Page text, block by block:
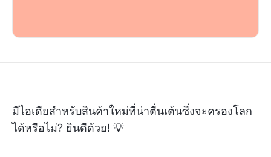
มีไอเดียสำหรับสินค้าใหม่ที่น่าตื่นเต้นซึ่งจะครองโลก
ได้หรือไม่? ยินดีด้วย! 💡